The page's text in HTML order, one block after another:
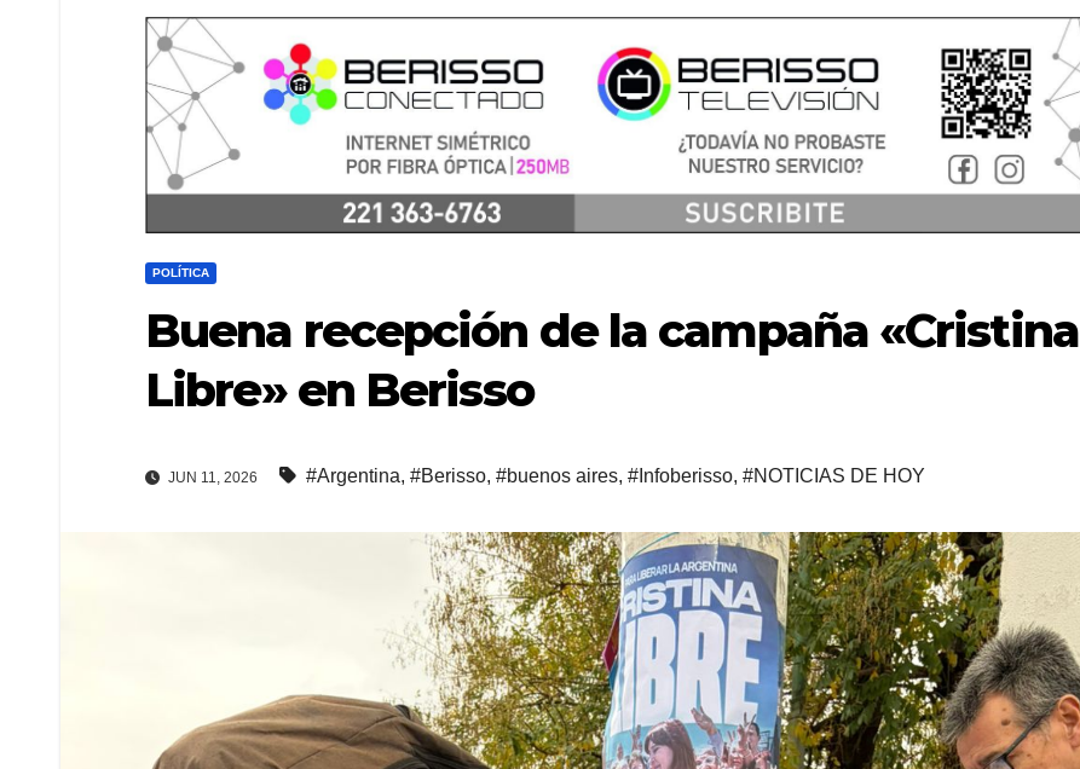
POLÍTICA
Buena recepción de la campaña «Cristina
Libre» en Berisso
JUN 11, 2026 #Argentina, #Berisso, #buenos aires, #Infoberisso, #NOTICIAS DE HOY